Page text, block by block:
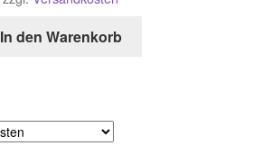
In den Warenkorb